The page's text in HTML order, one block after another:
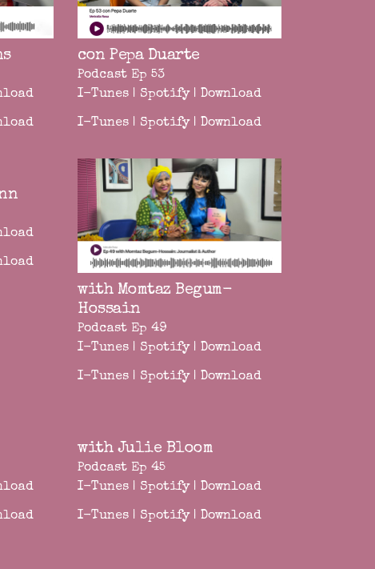
con Pepa Duarte
Podcast Ep 53
I-Tunes | Spotify| Download
I-Tunes | Spotify| Download
with Momtaz Begum-
Hossain
Podcast Ep 49
I-Tunes | Spotify| Download
I-Tunes | Spotify| Download
with Julie Bloom
Podcast Ep 45
I-Tunes | Spotify| Download
I-Tunes | Spotify| Download